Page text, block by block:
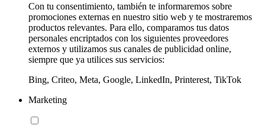
Con tu consentimiento, también te informaremos sobre
promociones externas en nuestro sitio web y te mostraremos
productos relevantes. Para ello, comparamos tus datos
personales encriptados con los siguientes proveedores
externos y utilizamos sus canales de publicidad online,
siempre que ya utilices sus servicios:
Bing, Criteo, Meta, Google, LinkedIn, Printerest, TikTok
Marketing